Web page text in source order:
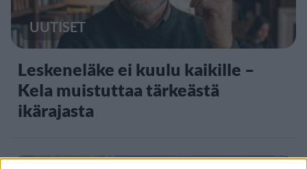
UUTISET
Leskeneläke ei kuulu kaikille –
Kela muistuttaa tärkeästä
ikärajasta